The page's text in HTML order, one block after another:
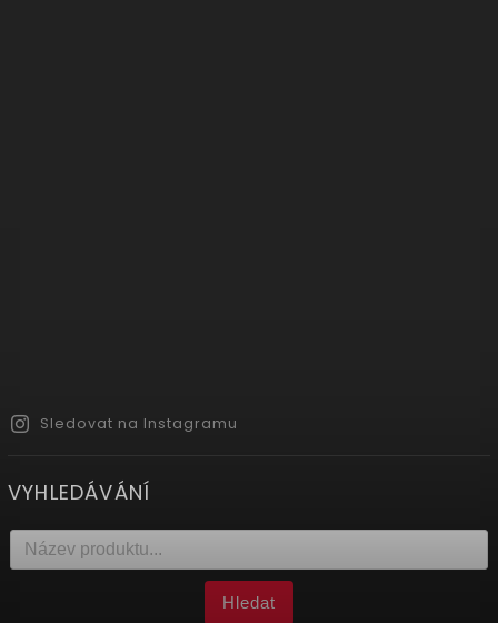
Sledovat na Instagramu
VYHLEDÁVÁNÍ
Hledat